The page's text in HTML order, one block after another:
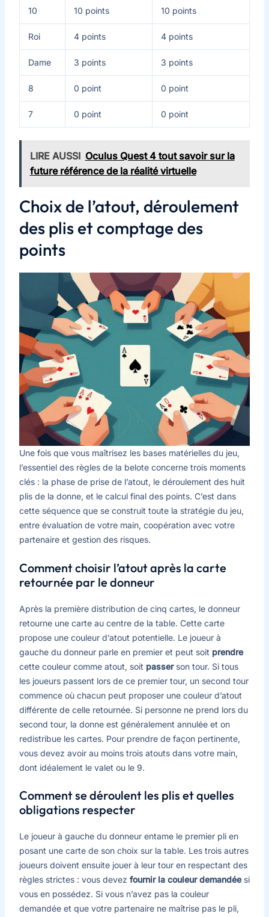
10 10 points 10 points
Roi 4 points 4 points
Dame 3 points 3 points
8 0 point 0 point
7 0 point 0 point
LIRE AUSSI Oculus Quest 4 tout savoir sur la
future référence de la réalité virtuelle
Choix de l’atout, déroulement
des plis et comptage des
points
Une fois que vous maîtrisez les bases matérielles du jeu,
l’essentiel des règles de la belote concerne trois moments
clés : la phase de prise de l’atout, le déroulement des huit
plis de la donne, et le calcul final des points. C’est dans
cette séquence que se construit toute la stratégie du jeu,
entre évaluation de votre main, coopération avec votre
partenaire et gestion des risques.
Comment choisir l’atout après la carte
retournée par le donneur
Après la première distribution de cinq cartes, le donneur
retourne une carte au centre de la table. Cette carte
propose une couleur d’atout potentielle. Le joueur à
gauche du donneur parle en premier et peut soit prendre
cette couleur comme atout, soit passerson tour. Si tous
les joueurs passent lors de ce premier tour, un second tour
commence où chacun peut proposer une couleur d’atout
différente de celle retournée. Si personne ne prend lors du
second tour, la donne est généralement annulée et on
redistribue les cartes. Pour prendre de façon pertinente,
vous devez avoir au moins trois atouts dans votre main,
dont idéalement le valet ou le 9.
Comment se déroulent les plis et quelles
obligations respecter
Le joueur à gauche du donneur entame le premier pli en
posant une carte de son choix sur la table. Les trois autres
joueurs doivent ensuite jouer à leur tour en respectant des
règles strictes : vous devez fournir la couleur demandéesi
vous en possédez. Si vous n’avez pas la couleur
demandée et que votre partenaire ne maîtrise pas le pli,